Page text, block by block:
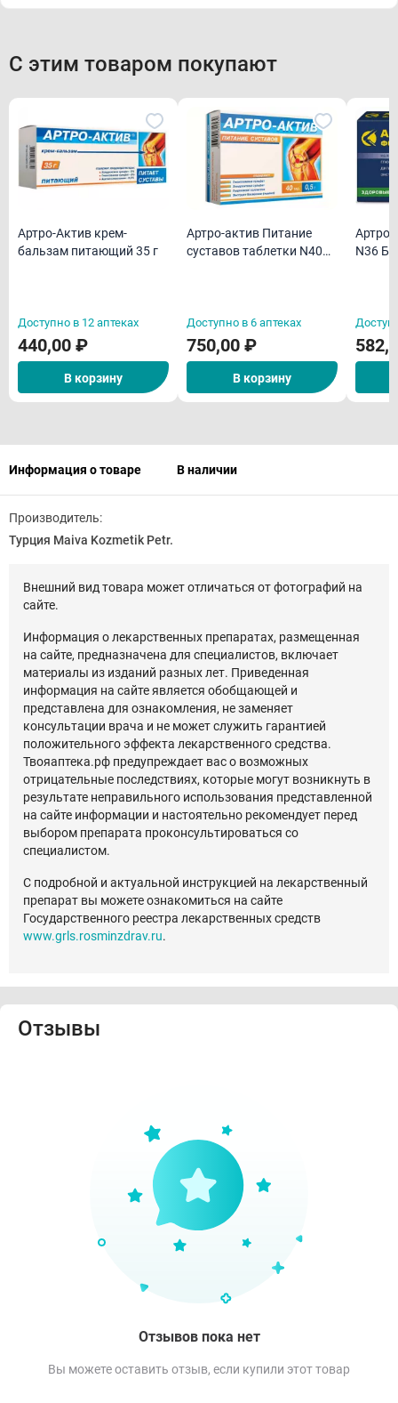
С этим товаром покупают
Артро-Актив крем-
бальзам питающий 35 г
Доступно в 12 аптеках
440,00 ₽
В корзину
Артро-актив Питание
суставов таблетки N40
Доступно в 6 аптеках
750,00 ₽
В корзину
Артроцин форте
N36
Информация о товаре В наличии
Производитель:
Турция Maiva Kozmetik Petr.
Внешний вид товара может отличаться от фотографий на
сайте.
Информация о лекарственных препаратах, размещенная
на сайте, предназначена для специалистов, включает
материалы из изданий разных лет. Приведенная
информация на сайте является обобщающей и
представлена для ознакомления, не заменяет
консультации врача и не может служить гарантией
положительного эффекта лекарственного средства.
Твояаптека.рф предупреждает вас о возможных
отрицательные последствиях, которые могут возникнуть в
результате неправильного использования представленной
на сайте информации и настоятельно рекомендует перед
выбором препарата проконсультироваться со
специалистом.
С подробной и актуальной инструкцией на лекарственный
препарат вы можете ознакомиться на сайте
Государственного реестра лекарственных средств
www.grls.rosminzdrav.ru.
Отзывы
Отзывов пока нет
Вы можете оставить отзыв, если купили этот товар